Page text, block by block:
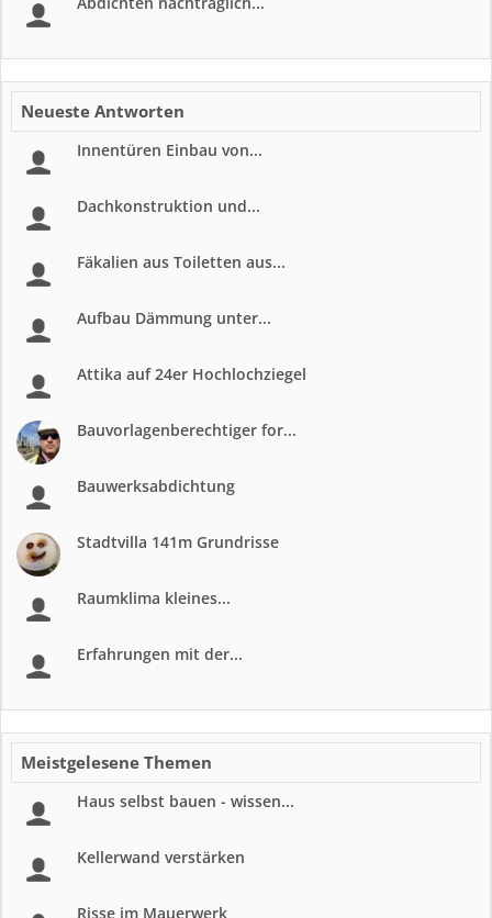
Neueste Antworten
Innentüren Einbau von...
Dachkonstruktion und...
Fäkalien aus Toiletten aus...
Aufbau Dämmung unter...
Attika auf 24er Hochlochziegel
Bauvorlagenberechtiger for...
Bauwerksabdichtung
Stadtvilla 141m Grundrisse
Raumklima kleines...
Erfahrungen mit der...
Meistgelesene Themen
Haus selbst bauen - wissen...
Kellerwand verstärken
Risse im Mauerwerk